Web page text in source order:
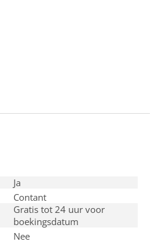
ja
contant
Gratis tot 24 uur voor
boekingsdatum
nee